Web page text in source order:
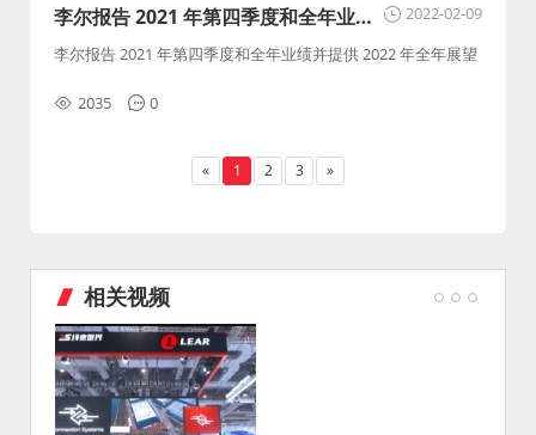
2022-02-09
李尔报告 2021 年第四季度和全年业绩
并提供 2022 年全年展望
李尔报告 2021 年第四季度和全年业绩并提供 2022 年全年展望
2035 0
« 1 2 3 »
相关视频